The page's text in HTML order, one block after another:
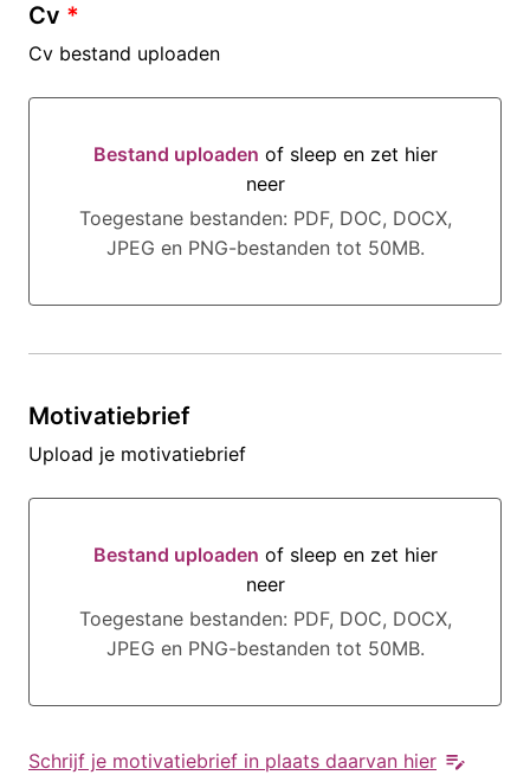
Cv *
Cv bestand uploaden
Bestand uploaden of sleep en zet hier
neer
Bestand uploaden of sleep en zet hier neer
Toegestane bestanden: PDF, DOC, DOCX,
JPEG en PNG-bestanden tot 50MB.
Motivatiebrief
Upload je motivatiebrief
Bestand uploaden of sleep en zet hier
neer
Bestand uploaden of sleep en zet hier neer
Toegestane bestanden: PDF, DOC, DOCX,
JPEG en PNG-bestanden tot 50MB.
Schrijf je motivatiebrief in plaats daarvan hier